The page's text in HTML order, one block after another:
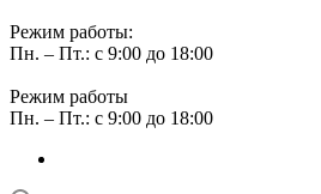
Режим работы:
Пн. – Пт.: с 9:00 до 18:00
Режим работы
Пн. – Пт.: с 9:00 до 18:00